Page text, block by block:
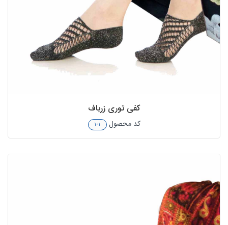
کفی توری زرباف
کد محصول ۱۰۱